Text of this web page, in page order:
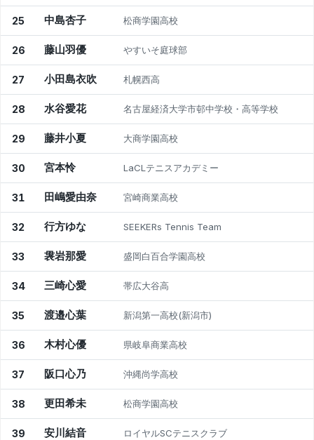
25 中島杏子 松商学園高校
26 藤山羽優 やすいそ庭球部
27 小田島衣吹 札幌西高
28 水谷愛花 名古屋経済大学市邨中学校・高等学校
29 藤井小夏 大商学園高校
30 宮本怜 LaCLテニスアカデミー
31 田嶋愛由奈 宮崎商業高校
32 行方ゆな SEEKERs Tennis Team
33 袰岩那愛 盛岡白百合学園高校
34 三崎心愛 帯広大谷高
35 渡邉心葉 新潟第一高校(新潟市)
36 木村心優 県岐阜商業高校
37 阪口心乃 沖縄尚学高校
38 更田希未 松商学園高校
39 安川結音 ロイヤルSCテニスクラブ